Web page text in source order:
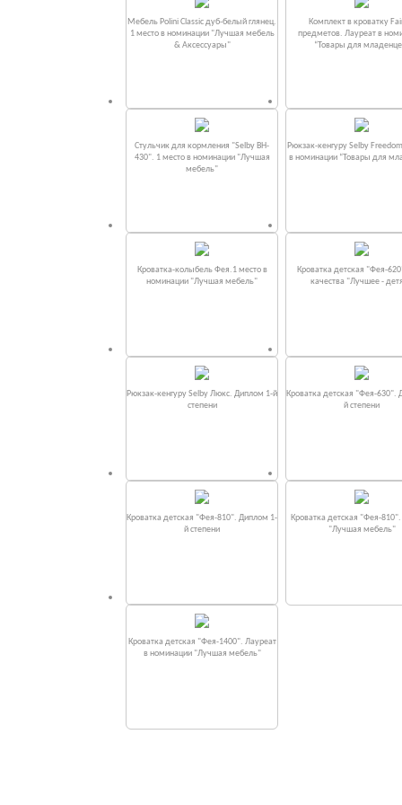
Мебель Polini Classic дуб-белый глянец.
1 место в номинации "Лучшая мебель
& Аксессуары"
Комплект в кроватку
предметов. Лауреат в
“Товары для
Стульчик для кормления "Selby BH-
430". 1 место в номинации "Лучшая
мебель"
Рюкзак-кенгуру Selby
в номинации “Товары для
Кроватка-колыбель Фея.1 место в
номинации "Лучшая мебель"
Кроватка детская "Фея-
качества "Лучшее -
Рюкзак-кенгуру Selby Люкс. Диплом 1-й
степени
Кроватка детская "Фея-630".
й степени
Кроватка детская "Фея-810". Диплом 1-
й степени
Кроватка детская "Фея-
"Лучшая мебель"
Кроватка детская "Фея-1400". Лауреат
в номинации "Лучшая мебель"